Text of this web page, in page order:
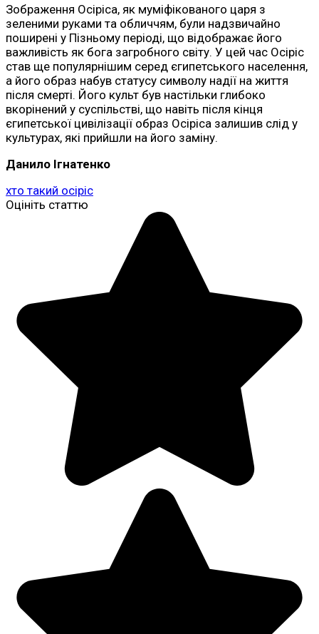
Зображення Осіріса, як муміфікованого царя з
зеленими руками та обличчям, були надзвичайно
поширені у Пізньому періоді, що відображає його
важливість як бога загробного світу. У цей час Осіріс
став ще популярнішим серед єгипетського населення,
а його образ набув статусу символу надії на життя
після смерті. Його культ був настільки глибоко
вкорінений у суспільстві, що навіть після кінця
єгипетської цивілізації образ Осіріса залишив слід у
культурах, які прийшли на його заміну.
Данило Ігнатенко
хто такий осіріс
Оцініть статтю